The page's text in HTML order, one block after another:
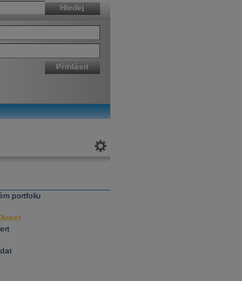
Hledej
Přihlásit
portfoliu